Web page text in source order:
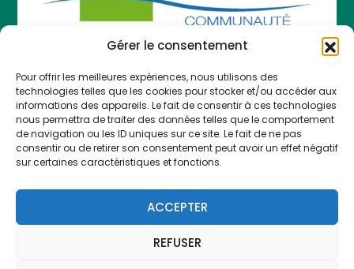
Gérer le consentement
Pour offrir les meilleures expériences, nous utilisons des
technologies telles que les cookies pour stocker et/ou accéder aux
informations des appareils. Le fait de consentir à ces technologies
nous permettra de traiter des données telles que le comportement
de navigation ou les ID uniques sur ce site. Le fait de ne pas
consentir ou de retirer son consentement peut avoir un effet négatif
sur certaines caractéristiques et fonctions.
ACCEPTER
REFUSER
COMMUNAUTÉ DE COMMUNES LE GESNOIS
BILURIEN
783 Route des Sittelles 72450 Montfort-le-Gesnois
A votre écoute au 02 43 54 80 40 :
Pour vous recevoir :lundi de 10h à 12h ; mardi et jeudi